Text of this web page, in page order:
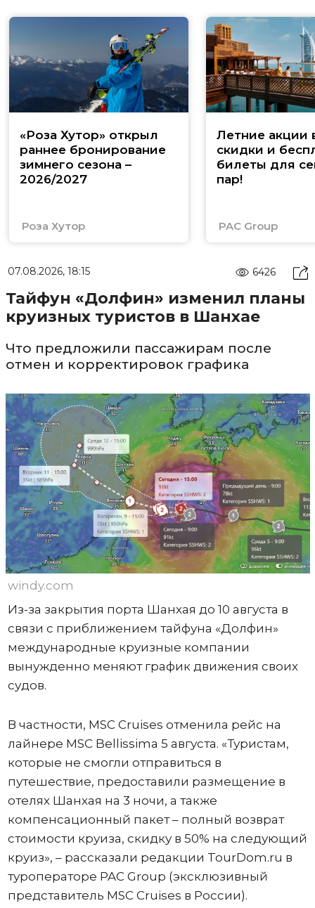
«Роза Хутор» открыл
раннее бронирование
зимнего сезона –
2026/2027
Роза Хутор
Летние акции
скидки и
билеты для
пар!
PAC Group
07.08.2026, 18:15 6426
Тайфун «Долфин» изменил планы
круизных туристов в Шанхае
Что предложили пассажирам после
отмен и корректировок графика
windy.com
Из-за закрытия порта Шанхая до 10 августа в
связи с приближением тайфуна «Долфин»
международные круизные компании
вынужденно меняют график движения своих
судов.
В частности, MSC Cruises отменила рейс на
лайнере MSC Bellissima 5 августа. «Туристам,
которые не смогли отправиться в
путешествие, предоставили размещение в
отелях Шанхая на 3 ночи, а также
компенсационный пакет – полный возврат
стоимости круиза, скидку в 50% на следующий
круиз», – рассказали редакции TourDom.ru в
туроператоре PAC Group (эксклюзивный
представитель MSC Cruises в России).